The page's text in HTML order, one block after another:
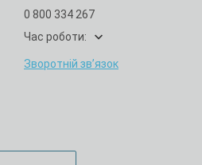
0 800 334 267
Час роботи:
Зворотній зв’язок